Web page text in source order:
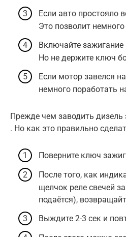
Если авто простояло
Это позволит немного
Включайте зажигание
Но не держите ключ
Если мотор завелся
немного поработать
Прежде чем заводить
. Но как это правильно
Поверните ключ
После того, как
щелчок реле свечей
подаётся),
Выждите 2-3 сек и